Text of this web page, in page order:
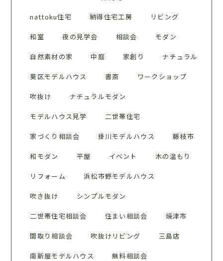
nattoku住宅 納得住宅工房 リビング
和室 夜の見学会 相談会 モダン
自然素材の家 中庭 家創り ナチュラル
葵区モデルハウス 書斎 ワークショップ
吹抜け ナチュラルモダン
モデルハウス見学 二世帯住宅
家づくり相談会 掛川モデルハウス 藤枝市
和モダン 平屋 イベント 木の温もり
リフォーム 浜松市野モデルハウス
吹き抜け シンプルモダン
二世帯住宅相談会 住まい相談会 焼津市
間取り相談会 吹抜けリビング 三島店
南新屋モデルハウス 無料相談会